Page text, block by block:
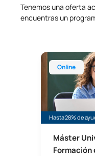
Tenemos una oferta
encuentras un
Online
Hasta 28% de
Máster
Formación
Máster